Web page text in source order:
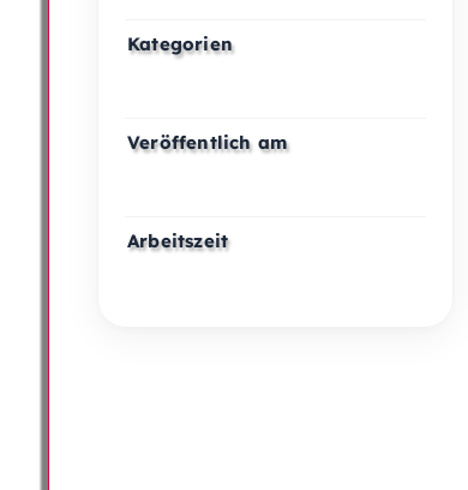
Kategorien
Veröffentlich am
Arbeitszeit